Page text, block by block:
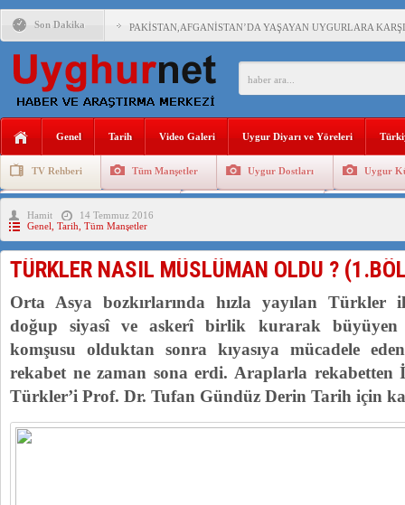
Son Dakika PAKİSTAN,AFGANİSTAN’DA YAŞAYAN UYGURLARA
ÇİN’İN DOĞU TÜRKİSTAN’DAKİ UYGULAMALARI
DİYANET AKADEMİSİ BAŞKANI DOÇ.DR.KAAN : DOĞU
ÇİN’İN UYGUR POLİTİKALARINI ÖVEN DİYANET
MHP’DEN URUMÇİ KATLİAMI MESAJİ : 05.07.2009
ÇİN’İN ANKARA BÜYÜKELÇİSİ JİANG’İN TRABZON
Genel Tarih Video Galeri Uygur Diyarı ve Yöreleri
TV Rehberi Tüm Manşetler Uygur Dostları Uygur
Uygurlarda Düğün ve Cenaze
Hamit
14 Temmuz 2016
Genel Tarih Tüm Manşetler
TÜRKLER NASIL MÜSLÜMAN OLDU ?
Orta Asya bozkırlarında hızla yayılan Türkler
doğup siyasî ve askerî birlik kurarak büyüyen
komşusu olduktan sonra kıyasıya mücadele
rekabet ne zaman sona erdi. Araplarla rekabetten
Türkler’i Prof. Dr. Tufan Gündüz Derin Tarih için